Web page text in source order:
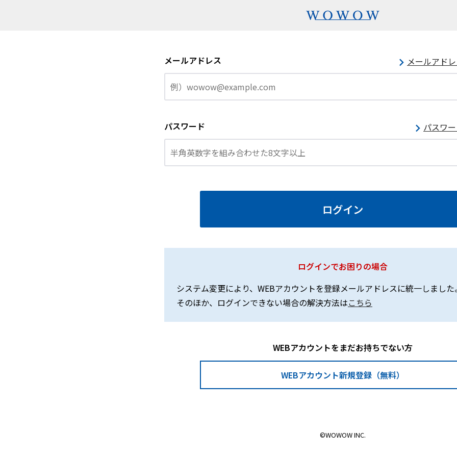
メールアドレス メールアド
パスワード パスワ
ログインでお困りの場合
システム変更により、WEBアカウントを登録メールアドレスに統一しました
そのほか、ログインできない場合の解決方法はこちら
WEBアカウントをまだお持ちでない方
WEBアカウント新規登録（無料）
©WOWOW INC.